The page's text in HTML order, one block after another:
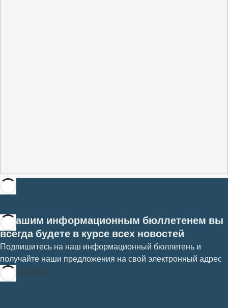
С нашим информационным бюллетенем вы
всегда будете в курсе всех новостей
Подпишитесь на наш информационный бюллетень и
получайте наши предложения на свой электронный адрес
Подписаться